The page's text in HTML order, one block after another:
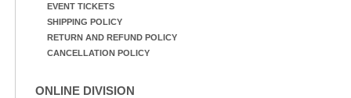
EVENT TICKETS
SHIPPING POLICY
RETURN AND REFUND POLICY
CANCELLATION POLICY
ONLINE DIVISION